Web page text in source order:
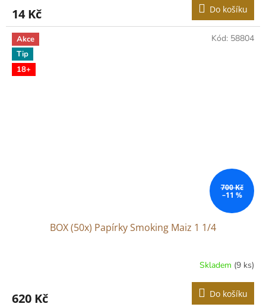
14 Kč Do košíku
Akce
Tip
18+
700 Kč
–11 %
BOX (50x) Papírky Smoking Maiz 1 1/4
Skladem (9 ks)
620 Kč Do košíku
Kód: 58804